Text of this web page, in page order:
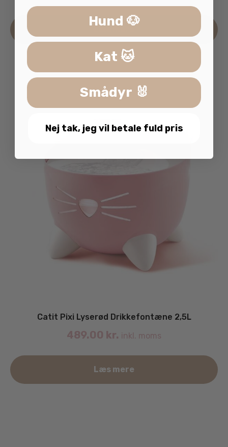
Catit Pixi Lyserød Drikkefontæne 2,5L
489.00 kr. inkl. moms
Læs mere
Hund 🐶
Kat 🐱
Smådyr 🐰
Nej tak, jeg vil betale fuld pris